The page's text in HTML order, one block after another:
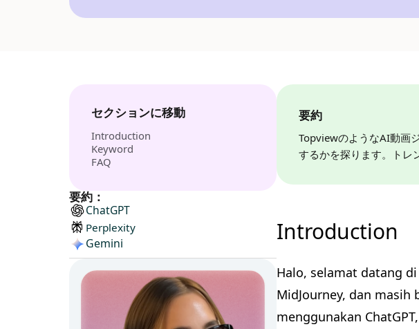
セクションに移動
Introduction
Keyword
FAQ
要約：
ChatGPT
Perplexity
Gemini
要約
TopviewのようなAI動画
するかを探ります。トレ
Introduction
Halo, selamat datang
MidJourney, dan
menggunakan